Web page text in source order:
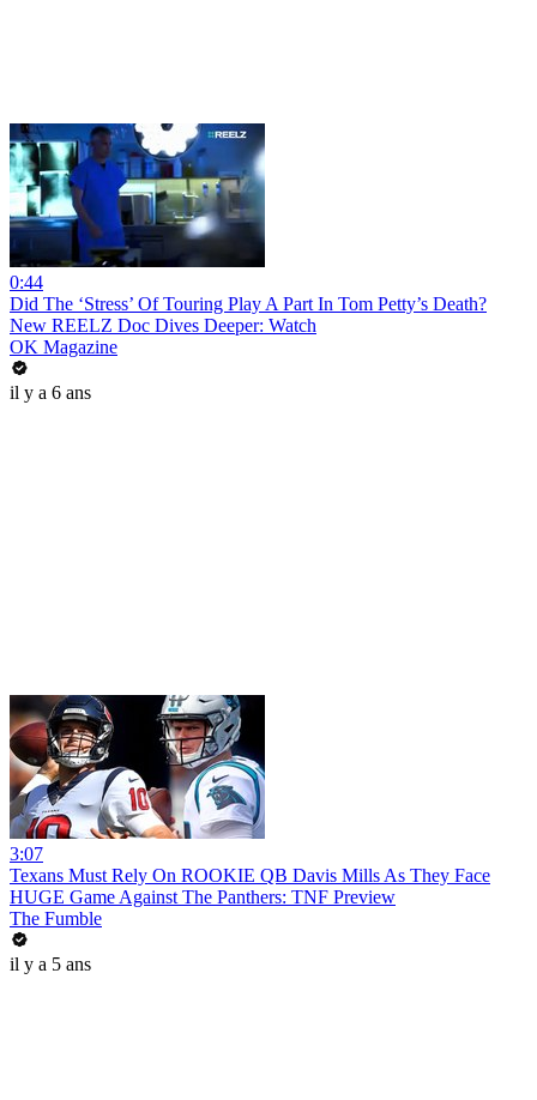
0:44
Did The ‘Stress’ Of Touring Play A Part In Tom Petty’s Death?
New REELZ Doc Dives Deeper: Watch
OK Magazine
il y a 6 ans
3:07
Texans Must Rely On ROOKIE QB Davis Mills As They Face
HUGE Game Against The Panthers: TNF Preview
The Fumble
il y a 5 ans